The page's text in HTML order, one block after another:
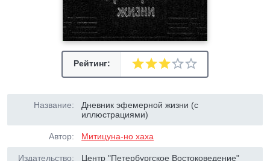
Рейтинг:
Название:
Дневник эфемерной жизни (с
иллюстрациями)
Автор: Митицуна-но хаха
Издательство: Центр "Петербургское Востоковедение"